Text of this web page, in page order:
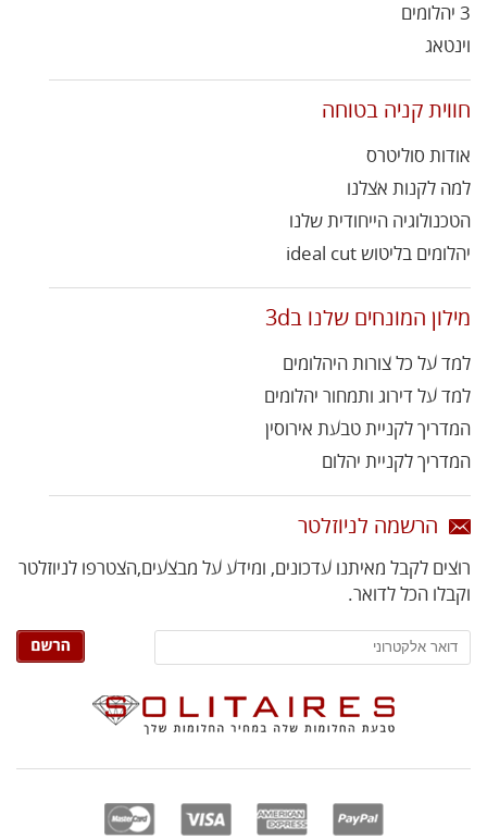
3 יהלומים
וינטאג
חווית קניה בטוחה
אודות סוליטרס
למה לקנות אצלנו
הטכנולוגיה הייחודית שלנו
יהלומים בליטוש ideal cut
מילון המונחים שלנו ב3d
למד על כל צורות היהלומים
למד על דירוג ותמחור יהלומים
המדריך לקניית טבעת אירוסין
המדריך לקניית יהלום
הרשמה לניוזלטר
רוצים לקבל מאיתנו עדכונים, ומידע על מבצעים,הצטרפו לניוזלטר
וקבלו הכל לדואר.